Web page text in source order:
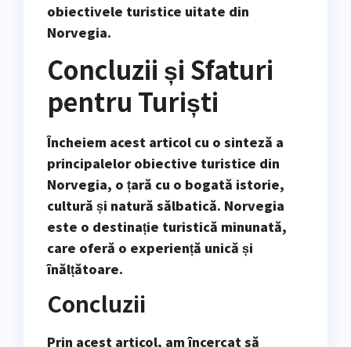
obiectivele turistice uitate din
Norvegia.
Concluzii și Sfaturi
pentru Turiști
Încheiem acest articol cu o sinteză a
principalelor obiective turistice din
Norvegia, o țară cu o bogată istorie,
cultură și natură sălbatică. Norvegia
este o destinație turistică minunată,
care oferă o experiență unică și
înălțătoare.
Concluzii
Prin acest articol, am încercat să